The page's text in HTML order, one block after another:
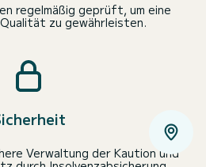
regelmäßig geprüft, um eine
zu gewährleisten.
Verwaltung der Kaution und